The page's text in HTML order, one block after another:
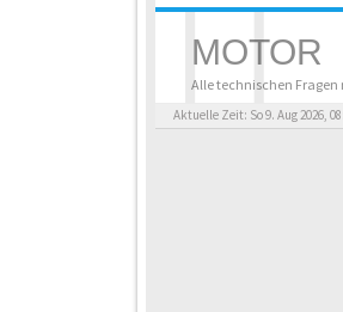
MOTOR
Alle technischen
Aktuelle Zeit: So 9. Aug 2026,